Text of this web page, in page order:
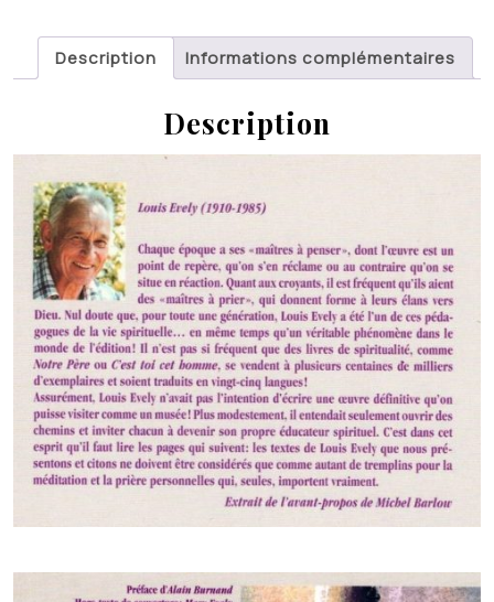
Description Informations complémentaires
Description